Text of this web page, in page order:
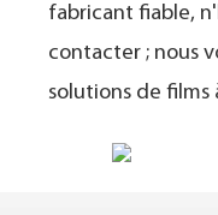
fabricant fiable,
contacter ; nous
solutions de films